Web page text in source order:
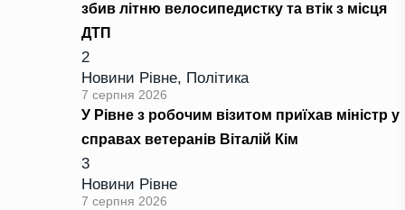
збив літню велосипедистку та втік з місця
ДТП
2
Новини Рівне, Політика
7 серпня 2026
У Рівне з робочим візитом приїхав міністр у
справах ветеранів Віталій Кім
3
Новини Рівне
7 серпня 2026